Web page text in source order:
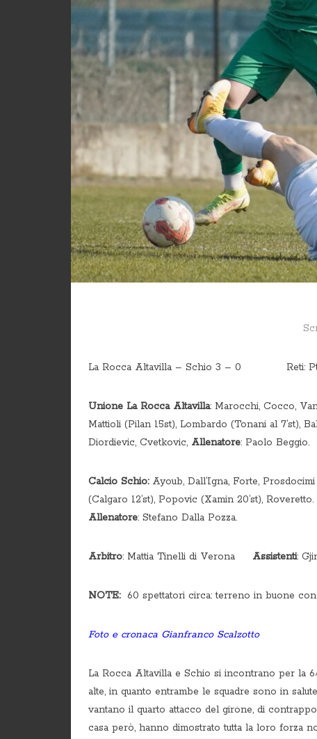
La Rocca Altavilla – Schio 3 – 0 Reti: Pt:
Unione La Rocca Altavilla: Marocchi, Cocco,
Mattioli (Pilan 15st), Lombardo (Tonani al 7’st),
Diordievic, Cvetkovic, Allenatore: Paolo Beggio.
Calcio Schio:Ayoub, Dall’Igna, Forte, Prosdocimi
(Calgaro 12’st), Popovic (Xamin 20’st), Roveretto.
Allenatore: Stefano Dalla Pozza.
Arbitro: Mattia Tinelli di Verona Assistenti:
NOTE:60 spettatori circa: terreno in buone
Foto e cronaca Gianfranco Scalzotto
La Rocca Altavilla e Schio si incontrano per la
alte, in quanto entrambe le squadre sono in
vantano il quarto attacco del girone, di
casa però, hanno dimostrato tutta la loro forza